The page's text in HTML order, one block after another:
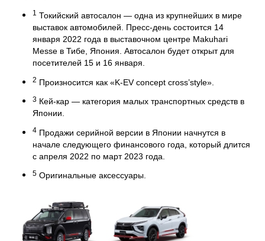
1 Токийский автосалон — одна из крупнейших в мире
выставок автомобилей. Пресс-день состоится 14
января 2022 года в выставочном центре Makuhari
Messe в Тибе, Япония. Автосалон будет открыт для
посетителей 15 и 16 января.
2 Произносится как «K-EV concept cross’style».
3 Кей-кар — категория малых транспортных средств в
Японии.
4 Продажи серийной версии в Японии начнутся в
начале следующего финансового года, который длится
с апреля 2022 по март 2023 года.
5 Оригинальные аксессуары.